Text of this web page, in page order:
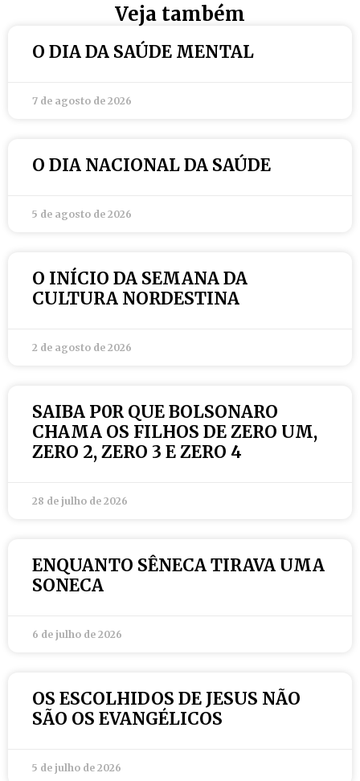
Veja também
O DIA DA SAÚDE MENTAL
7 de agosto de 2026
O DIA NACIONAL DA SAÚDE
5 de agosto de 2026
O INÍCIO DA SEMANA DA
CULTURA NORDESTINA
2 de agosto de 2026
SAIBA P0R QUE BOLSONARO
CHAMA OS FILHOS DE ZERO UM,
ZERO 2, ZERO 3 E ZERO 4
28 de julho de 2026
ENQUANTO SÊNECA TIRAVA UMA
SONECA
6 de julho de 2026
OS ESCOLHIDOS DE JESUS NÃO
SÃO OS EVANGÉLICOS
5 de julho de 2026